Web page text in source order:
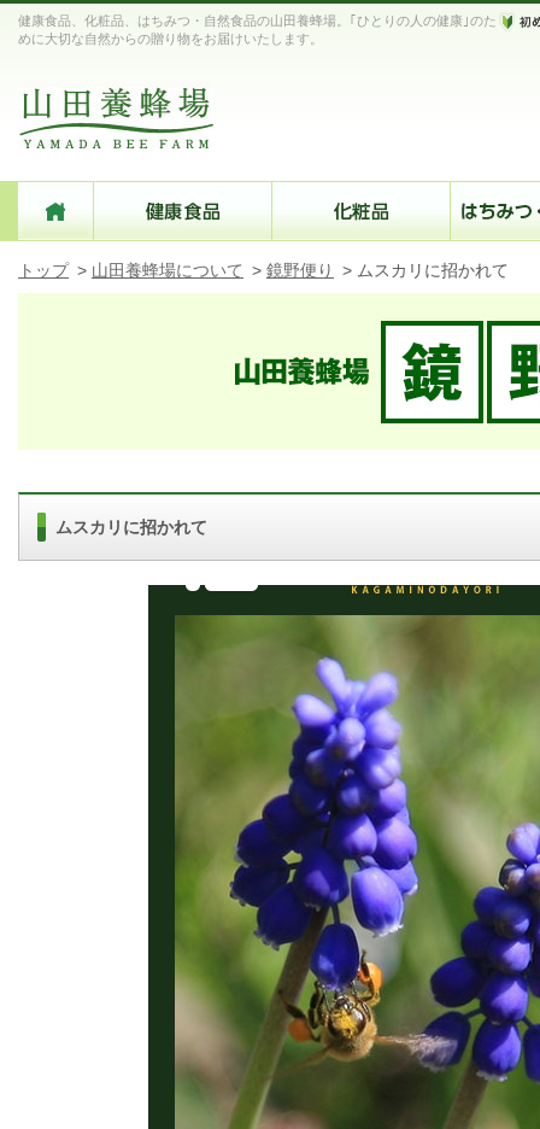
健康食品、化粧品、はちみつ・自然食品の山田養蜂場。｢ひとりの人の健康｣のた
めに大切な自然からの贈り物をお届けいたします。
トップ > 山田養蜂場について > 鏡野便り > ムスカリに招かれて
ムスカリに招かれて